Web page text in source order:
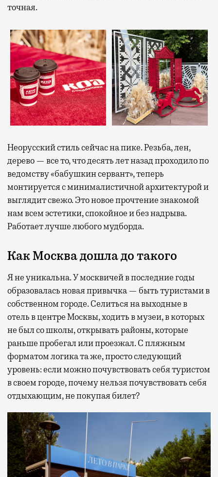
точная.
Неорусский стиль сейчас на пике. Резьба, лен,
дерево — все то, что десять лет назад проходило по
ведомству «бабушкин сервант», теперь
монтируется с минималистичной архитектурой и
выглядит свежо. Это новое прочтение знакомой
нам всем эстетики, спокойное и без надрыва.
Работает лучше любого мудборда.
Как Москва дошла до такого
Я не уникальна. У москвичей в последние годы
образовалась новая привычка — быть туристами в
собственном городе. Селиться на выходные в
отель в центре Москвы, ходить в музеи, в которых
не был со школы, открывать районы, которые
раньше пробегал или проезжал. С пляжным
форматом логика та же, просто следующий
уровень: если можно почувствовать себя туристом
в своем городе, почему нельзя почувствовать себя
отдыхающим, не покупая билет?